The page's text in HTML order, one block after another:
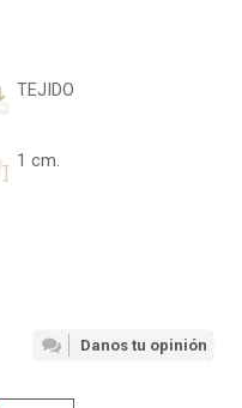
TEJIDO
1 cm.
Danos tu opinión